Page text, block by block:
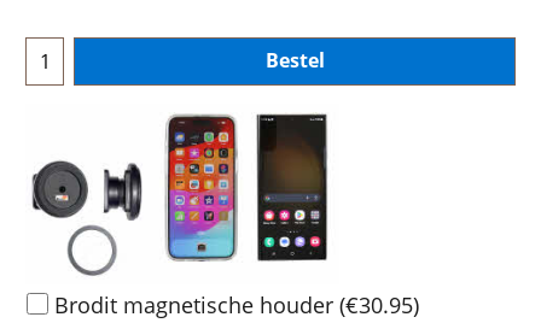
Bestel
Brodit magnetische houder (€30.95)